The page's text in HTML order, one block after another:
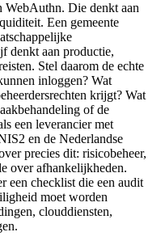
WebAuthn. Die denkt aan
Een gemeente
denkt aan productie,
Stel daarom de echte
inloggen? Wat
krijgt? Wat
of de
een leverancier met
en de Nederlandse
precies dit: risicobeheer,
over afhankelijkheden.
een checklist die een audit
moet worden
clouddiensten,